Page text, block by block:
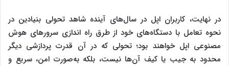
در نهایت، کاربران اپل در سال‌های آینده شاهد تحولی بنیادین در
نحوه تعامل با دستگاه‌های خود از طرق راه اندازی سرورهای هوش
مصنوعی اپل خواهند بود؛ تحولی که در آن قدرت پردازشی دیگر
محدود به جیب یا کیف آن‌ها نیست، بلکه به‌صورت امن، سریع و